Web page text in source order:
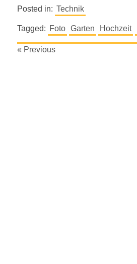
Posted in: Technik
Tagged: Foto Garten Hochzeit
Beitragsnavigation
« Previous